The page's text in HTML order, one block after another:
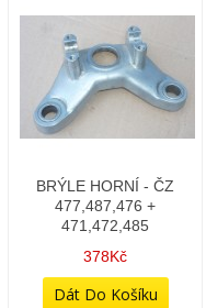
BRÝLE HORNÍ - ČZ
477,487,476 +
471,472,485
378Kč